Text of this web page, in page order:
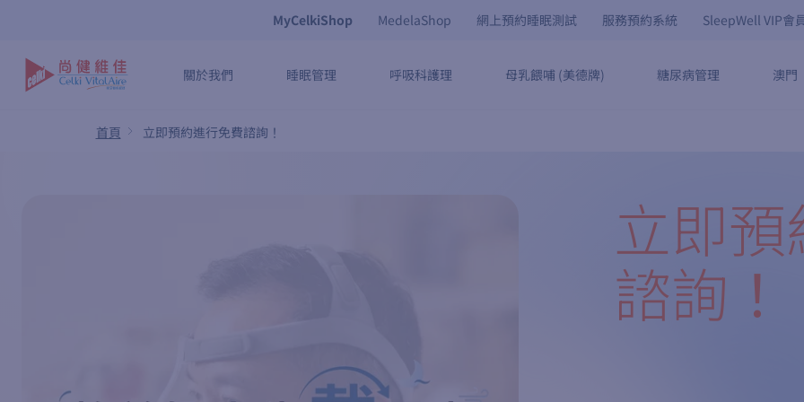
MyCelkiShop MedelaShop 網上預約睡眠測試 服務預約系統 SleepWell VIP會
關於我們 睡眠管理 呼吸科護理 母乳餵哺 (美德牌) 糖尿病管理 澳門
首頁 立即預約進行免費諮詢！
立即
諮詢！